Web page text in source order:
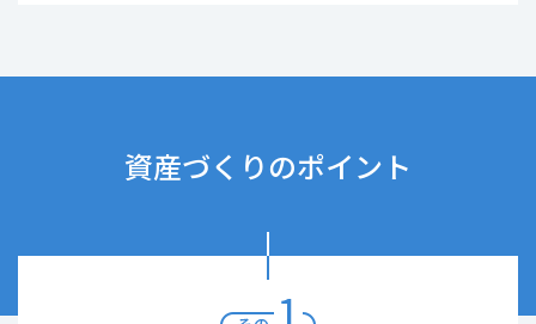
資産づくりのポイント